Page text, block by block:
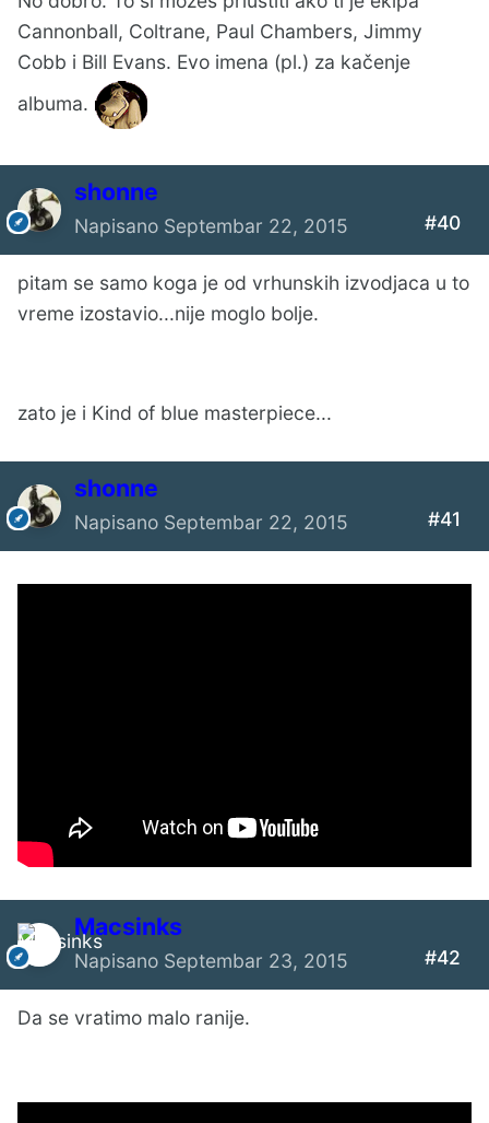
Cannonball, Coltrane, Paul Chambers, Jimmy
Cobb i Bill Evans. Evo imena (pl.) za kačenje
albuma.
shonne
Napisano Septembar 22, 2015 #40
pitam se samo koga je od vrhunskih izvodjaca u to
vreme izostavio...nije moglo bolje.
zato je i Kind of blue masterpiece...
shonne
Napisano Septembar 22, 2015 #41
Macsinks
Napisano Septembar 23, 2015 #42
Da se vratimo malo ranije.